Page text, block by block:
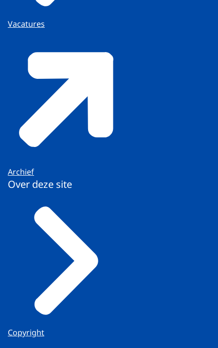
Vacatures
Archief
Over deze site
Copyright